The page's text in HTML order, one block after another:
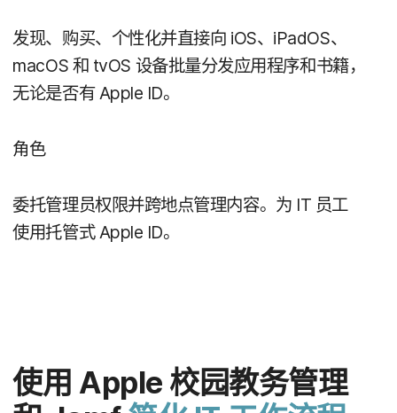
发现、​购买、​个性化​并​直接​向 iOS、 iPadOS、
macOS 和 tvOS 设备​批量​分发​应​用​程序​和​书籍，​
无论​是否​有Apple ID。
角色
委托管理员​权限​并​跨​地点​管理​内容。​为 IT 员工​
使用托​管式Apple ID。
使用 Apple 校园​教务​管理